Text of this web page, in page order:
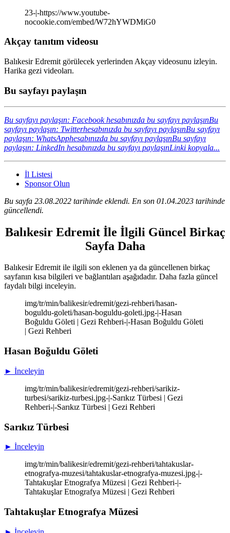
23-|-https://www.youtube-
nocookie.com/embed/W72hYWDMiG0
Akçay tanıtım videosu
Balıkesir Edremit görülecek yerlerinden Akçay videosunu izleyin.
Harika gezi videoları.
Bu sayfayı paylaşın
Bu sayfayı paylaşın: Facebook hesabınızda bu sayfayı paylaşınBu
sayfayı paylaşın: Twitterhesabınızda bu sayfayı paylaşınBu sayfayı
paylaşın: WhatsApphesabınızda bu sayfayı paylaşınBu sayfayı
paylaşın: LinkedIn hesabınızda bu sayfayı paylaşınLinki kopyala...
İl Listesi
Sponsor Olun
Bu sayfa 23.08.2022 tarihinde eklendi. En son 01.04.2023 tarihinde
güncellendi.
Balıkesir Edremit İle İlgili Güncel Birkaç
Sayfa Daha
Balıkesir Edremit ile ilgili son eklenen ya da güncellenen birkaç
sayfanın kısa bilgileri ve bağlantıları aşağıdadır. Daha fazla güncel
faydalı bilgi inceleyin.
img/tr/min/balikesir/edremit/gezi-rehberi/hasan-
boguldu-goleti/hasan-boguldu-goleti.jpg-|-Hasan
Boğuldu Göleti | Gezi Rehberi-|-Hasan Boğuldu Göleti
| Gezi Rehberi
Hasan Boğuldu Göleti
► İnceleyin
img/tr/min/balikesir/edremit/gezi-rehberi/sarikiz-
turbesi/sarikiz-turbesi.jpg-|-Sarıkız Türbesi | Gezi
Rehberi-|-Sarıkız Türbesi | Gezi Rehberi
Sarıkız Türbesi
► İnceleyin
img/tr/min/balikesir/edremit/gezi-rehberi/tahtakuslar-
etnografya-muzesi/tahtakuslar-etnografya-muzesi.jpg-|-
Tahtakuşlar Etnografya Müzesi | Gezi Rehberi-|-
Tahtakuşlar Etnografya Müzesi | Gezi Rehberi
Tahtakuşlar Etnografya Müzesi